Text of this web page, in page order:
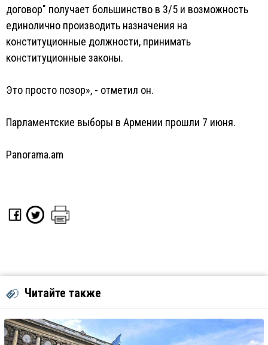
договор" получает большинство в 3/5 и возможность
единолично производить назначения на
конституционные должности, принимать
конституционные законы.
Это просто позор», - отметил он.
Парламентские выборы в Армении прошли 7 июня.
Panorama.am
Читайте также